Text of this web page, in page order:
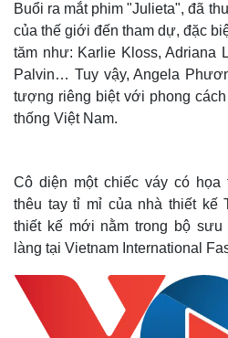
Buổi ra mắt phim "Julieta", đã
của thế giới đến tham dự, đặc
tăm như: Karlie Kloss, Adriana
Palvin… Tuy vậy, Angela
tượng riêng biệt với phong
thống Việt Nam.
Cô diện một chiếc váy có
thêu tay tỉ mỉ của nhà thiết kế
thiết kế mới nằm trong bộ sưu
làng tại Vietnam International